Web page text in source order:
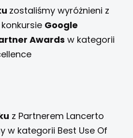
zostaliśmy wyróżnieni z
Google
Awards w kategorii
z Partnerem Lancerto
w kategorii Best Use Of